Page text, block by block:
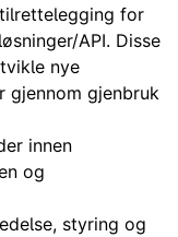
for
API. Disse
nye
gjennom gjenbruk
innen
og
styring og